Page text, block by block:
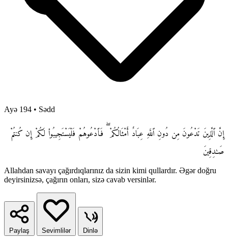
Ayə 194 • Sədd
إِنَّ ٱلَّذِينَ تَدْعُونَ مِن دُونِ ٱللَّهِ عِبَادٌ أَمْثَالُكُمْ ۖ فَٱدْعُوهُمْ فَلْيَسْتَجِيبُوا۟ لَكُمْ إِن كُنتُمْ
صَـٰدِقِينَ
Allahdan savayı çağırdıqlarınız da sizin kimi qullardır. Əgər doğru
deyirsinizsə, çağırın onları, sizə cavab versinlər.
Paylaş Sevimlilər Dinlə